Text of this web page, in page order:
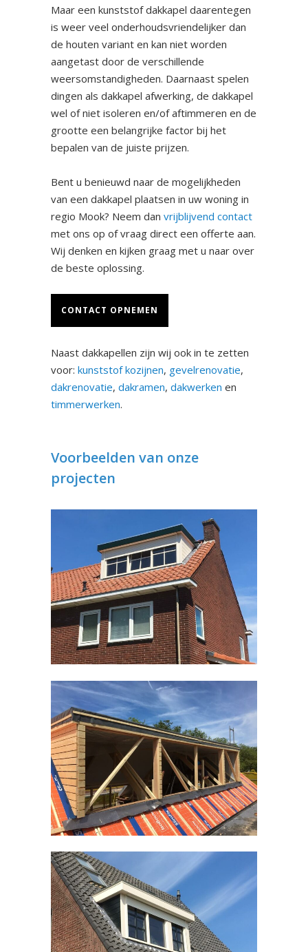
Maar een kunststof dakkapel daarentegen
is weer veel onderhoudsvriendelijker dan
de houten variant en kan niet worden
aangetast door de verschillende
weersomstandigheden. Daarnaast spelen
dingen als dakkapel afwerking, de dakkapel
wel of niet isoleren en/of aftimmeren en de
grootte een belangrijke factor bij het
bepalen van de juiste prijzen.
Bent u benieuwd naar de mogelijkheden
van een dakkapel plaatsen in uw woning in
regio Mook? Neem dan vrijblijvend contact
met ons op of vraag direct een offerte aan.
Wij denken en kijken graag met u naar over
de beste oplossing.
CONTACT OPNEMEN
Naast dakkapellen zijn wij ook in te zetten
voor: kunststof kozijnen, gevelrenovatie,
dakrenovatie, dakramen, dakwerken en
timmerwerken.
Voorbeelden van onze
projecten
Dakkapel Malden
Timmerwerken divers
Kozijnen divers